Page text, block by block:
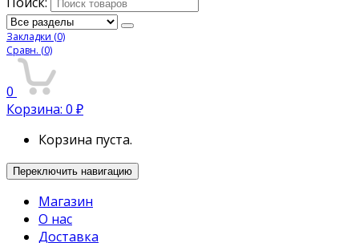
Закладки (0)
Сравн. (0)
0
Корзина: 0 ₽
Корзина пуста.
Переключить навигацию
Магазин
О нас
Доставка